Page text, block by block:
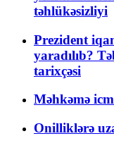
təhlükəsizliyi
Prezident
yaradılıb?
tarixçəsi
Məhkəmə
Onilliklərə